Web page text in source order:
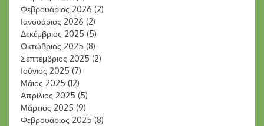
Φεβρουάριος 2026 (2)
Ιανουάριος 2026 (2)
Δεκέμβριος 2025 (5)
Οκτώβριος 2025 (8)
Σεπτέμβριος 2025 (2)
Ιούνιος 2025 (7)
Μάιος 2025 (12)
Απρίλιος 2025 (5)
Μάρτιος 2025 (9)
Φεβρουάριος 2025 (8)